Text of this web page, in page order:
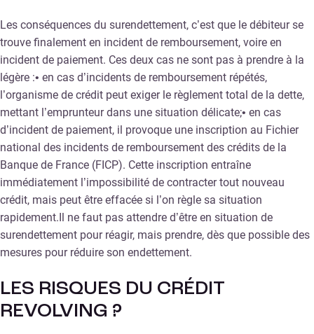
Les conséquences du surendettement, c’est que le débiteur se
trouve finalement en incident de remboursement, voire en
incident de paiement. Ces deux cas ne sont pas à prendre à la
légère :• en cas d’incidents de remboursement répétés,
l’organisme de crédit peut exiger le règlement total de la dette,
mettant l’emprunteur dans une situation délicate;• en cas
d’incident de paiement, il provoque une inscription au Fichier
national des incidents de remboursement des crédits de la
Banque de France (FICP). Cette inscription entraîne
immédiatement l’impossibilité de contracter tout nouveau
crédit, mais peut être effacée si l’on règle sa situation
rapidement.Il ne faut pas attendre d’être en situation de
surendettement pour réagir, mais prendre, dès que possible des
mesures pour réduire son endettement.
LES RISQUES DU CRÉDIT
REVOLVING ?